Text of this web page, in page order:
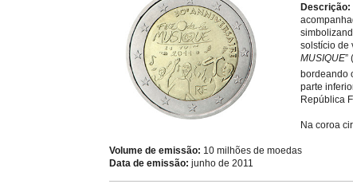
Descrição:
solstício de
MUSIQUE”
bordeando
parte
República
Na coroa
Volume de emissão: 10 milhões de moedas
Data de emissão: junho de 2011